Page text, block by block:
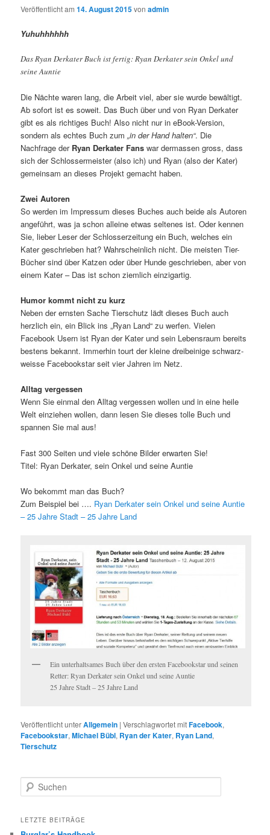
Veröffentlicht am14. August 2015vonadmin
Yuhuhhhhhh
Das Ryan Derkater Buch ist fertig: Ryan Derkater sein Onkel und
seine Auntie
Die Nächte waren lang, die Arbeit viel, aber sie wurde bewältigt.
Ab sofort ist es soweit. Das Buch über und von Ryan Derkater
gibt es als richtiges Buch! Also nicht nur in eBook-Version,
sondern als echtes Buch zum„in der Hand halten“. Die
Nachfrage derRyan Derkater Fans war dermassen gross, dass
sich der Schlossermeister (also ich) und Ryan (also der Kater)
gemeinsam an dieses Projekt gemacht haben.
Zwei Autoren
So werden im Impressum dieses Buches auch beide als Autoren
angeführt, was ja schon alleine etwas seltenes ist. Oder kennen
Sie, lieber Leser der Schlosserzeitung ein Buch, welches ein
Kater geschrieben hat? Wahrscheinlich nicht. Die meisten Tier-
Bücher sind über Katzen oder über Hunde geschrieben, aber von
einem Kater – Das ist schon ziemlich einzigartig.
Humor kommt nicht zu kurz
Neben der ernsten Sache Tierschutz lädt dieses Buch auch
herzlich ein, ein Blick ins „Ryan Land“ zu werfen. Vielen
Facebook Usern ist Ryan der Kater und sein Lebensraum bereits
bestens bekannt. Immerhin tourt der kleine dreibeinige schwarz-
weisse Facebookstar seit vier Jahren im Netz.
Alltag vergessen
Wenn Sie einmal den Alltag vergessen wollen und in eine heile
Welt einziehen wollen, dann lesen Sie dieses tolle Buch und
spannen Sie mal aus!
Fast 300 Seiten und viele schöne Bilder erwarten Sie!
Titel: Ryan Derkater, sein Onkel und seine Auntie
Wo bekommt man das Buch?
Zum Beispiel bei …. Ryan Derkater sein Onkel und seine Auntie
– 25 Jahre Stadt – 25 Jahre Land
Ein unterhaltsames Buch über den ersten Facebookstar und seinen
Retter: Ryan Derkater sein Onkel und seine Auntie
25 Jahre Stadt – 25 Jahre Land
Veröffentlicht unterAllgemein |Verschlagwortet mitFacebook,
Facebookstar,Michael Bübl, Ryan der Kater, Ryan Land,
Tierschutz
Suchen
LETZTE BEITRÄGE